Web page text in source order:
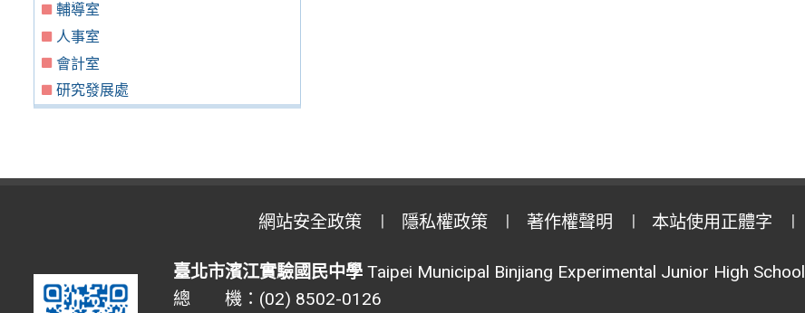
輔導室
人事室
會計室
研究發展處
網站安全政策 隱私權政策 著作權聲明 本站使用正體字
臺北市濱江實驗國民中學Taipei Municipal Binjiang Experimental Junior High School
總 機：(02) 8502-0126